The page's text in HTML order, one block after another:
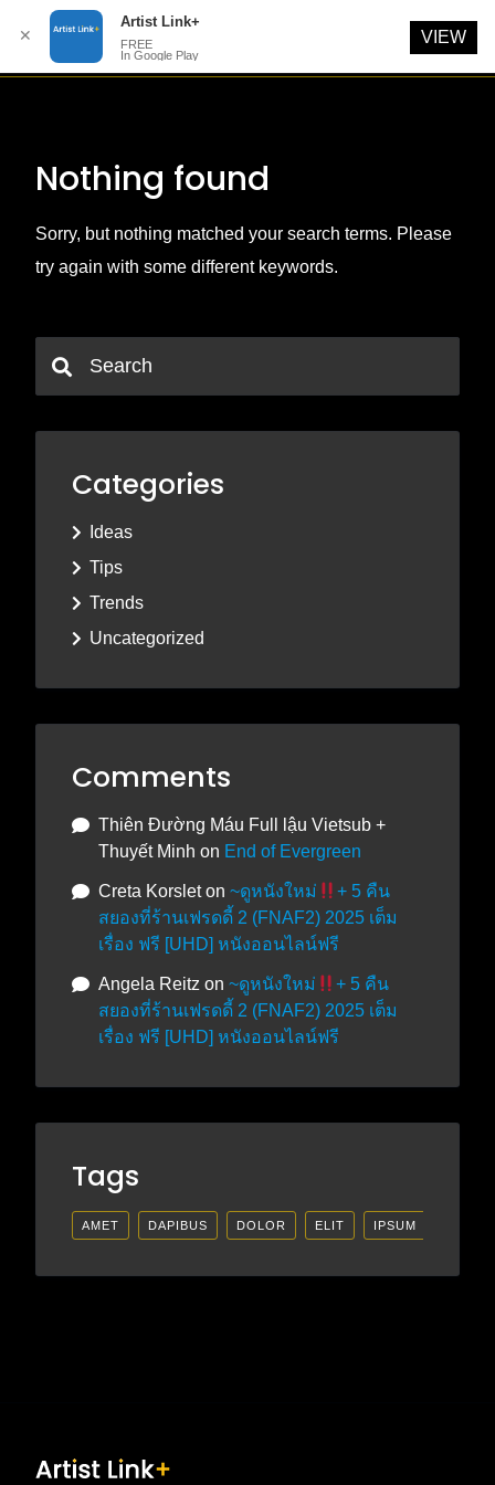
Nothing found
Sorry, but nothing matched your search terms. Please
try again with some different keywords.
Categories
Ideas
Tips
Trends
Uncategorized
Comments
Thiên Đường Máu Full lậu Vietsub +
Thuyết Minh on End of Evergreen
Creta Korsleton ~ดูหนังใหม่
+ 5 คืน
สยองที่ร้านเฟรดดี้ 2 (FNAF2) 2025 เต็ม
เรื่อง ฟรี [UHD] หนังออนไลน์ฟรี
Angela Reitz on ~ดูหนังใหม่
+ 5 คืน
สยองที่ร้านเฟรดดี้ 2 (FNAF2) 2025 เต็ม
เรื่อง ฟรี [UHD] หนังออนไลน์ฟรี
Tags
AMET DAPIBUS DOLOR ELIT IPSUM
✕
Artist Link+
FREE
In Google Play
VIEW